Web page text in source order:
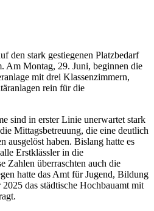
den stark gestiegenen Platzbedarf
Am Montag, 29. Juni, beginnen die
mit drei Klassenzimmern,
rein für die
sind in erster Linie unerwartet stark
Mittagsbetreuung, die eine deutlich
ausgelöst haben. Bislang hatte es
Erstklässler in die
Zahlen überraschten auch die
hatte das Amt für Jugend, Bildung
das städtische Hochbauamt mit